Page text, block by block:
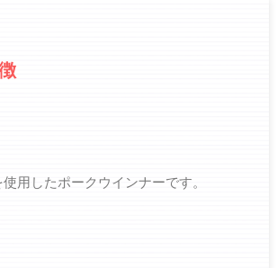
用したポークウインナーです。